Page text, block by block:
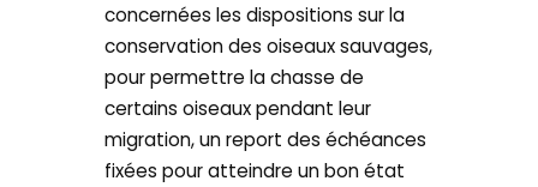
concernées les dispositions sur la
conservation des oiseaux sauvages,
pour permettre la chasse de
certains oiseaux pendant leur
migration, un report des échéances
fixées pour atteindre un bon état